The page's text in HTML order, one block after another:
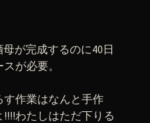
が完成するのに40日
が必要。
作業はなんと手作
わたしはただ下りる